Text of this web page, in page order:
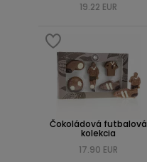
19.22 EUR
Čokoládová futbalová
kolekcia
17.90 EUR